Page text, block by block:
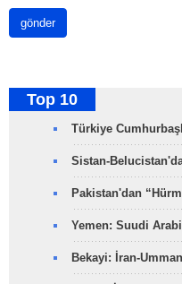
gönder
Top 10
Türkiye
Sistan-
Pakistan'dan
Yemen: Suudi
Bekayi: İran-